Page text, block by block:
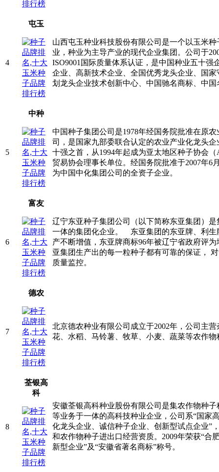
4
屯玉
山西屯玉种业科技股份有限公司是一个以玉米
业，种业为主导产业的现代企业集团。公司于
ISO9001国际质量体系认证，是中国种业五十强
企业、高新技术企业、全国优秀龙头企业、国
划龙头企业技术创新中心、中国驰名商标、中
5
中种
中国种子集团公司是1978年经国务院批准在原
司，是国家九部委联合认定的农业产业化龙头
十强之首，从1994年起成为亚太地区种子协会
贸易协会理事长单位。经国务院批准于2007年6
为中国中化集团公司的全资子企业。
6
富友
辽宁东亚种子集团公司（以下简称东亚集团）
一体的集团化企业。 东亚集团的东亚牌、利生
产不断增值，东亚牌商标96年被辽宁省政府评
亚集团生产出的每一粒种子都有可靠的保证，
质量监控。
7
德农
北京德农种业有限公司成立于2002年，公司主
花、水稻、马铃薯、牧草、小麦、蔬菜等农作
8
荃银高
科
安徽荃银高科种业股份有限公司是集农作物种
等业务于一体的高科技种业企业，公司系“国家
化龙头企业、诚信种子企业、创新型试点企业”
和农作物种子进出口经营资质。2009年荣获“合
新型企业”及“安徽省著名商标”称号。